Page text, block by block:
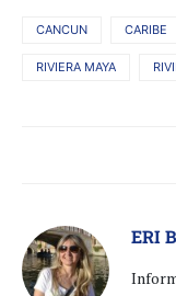
CANCUN CARIBE
RIVIERA MAYA
ERI